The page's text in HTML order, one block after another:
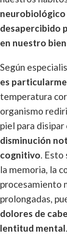
neurobiológico
desapercibido
en nuestro
Según
es
temperatura
organismo
piel para disipar
disminución
cognitivo. Esto
la memoria, la
procesamiento
prolongadas,
dolores de
lentitud mental.